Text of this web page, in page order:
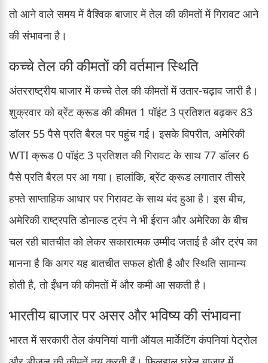
तो आने वाले समय में वैश्विक बाजार में तेल की कीमतों में गिरावट आने
की संभावना है।
कच्चे तेल की कीमतों की वर्तमान स्थिति
अंतरराष्ट्रीय बाजार में कच्चे तेल की कीमतों में उतार-चढ़ाव जारी है।
शुक्रवार को ब्रेंट क्रूड की कीमत 1 पॉइंट 3 प्रतिशत बढ़कर 83
डॉलर 55 पैसे प्रति बैरल पर पहुंच गई। इसके विपरीत, अमेरिकी
WTI क्रूड 0 पॉइंट 3 प्रतिशत की गिरावट के साथ 77 डॉलर 6
पैसे प्रति बैरल पर आ गया। हालांकि, ब्रेंट क्रूड लगातार तीसरे
हफ्ते साप्ताहिक आधार पर गिरावट के साथ बंद हुआ है। इस बीच,
अमेरिकी राष्ट्रपति डोनाल्ड ट्रंप ने भी ईरान और अमेरिका के बीच
चल रही बातचीत को लेकर सकारात्मक उम्मीद जताई है और ट्रंप का
मानना है कि अगर यह बातचीत सफल होती है और स्थिति सामान्य
होती है, तो ईंधन की कीमतों में और कमी आ सकती है।
भारतीय बाजार पर असर और भविष्य की संभावना
भारत में सरकारी तेल कंपनियां यानी ऑयल मार्केटिंग कंपनियां पेट्रोल